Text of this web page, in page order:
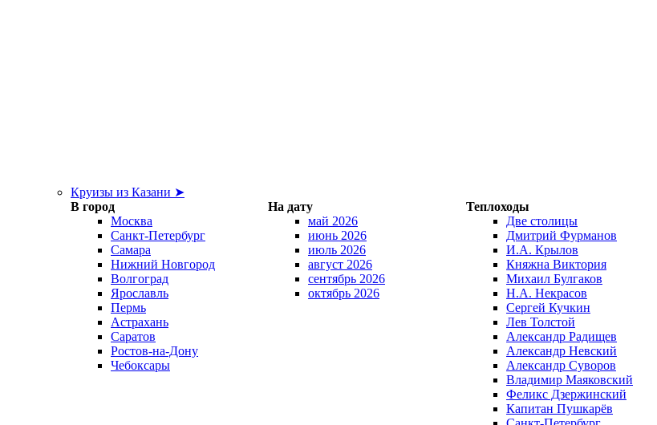
Круизы из Казани ➤
В город
На дату
Теплоходы
Москва
Санкт-Петербург
Самара
Нижний Новгород
Волгоград
Ярославль
Пермь
Астрахань
Саратов
Ростов-на-Дону
Чебоксары
май 2026
июнь 2026
июль 2026
август 2026
сентябрь 2026
октябрь 2026
Две столицы
Дмитрий Фурманов
И.А. Крылов
Княжна Виктория
Михаил Булгаков
Н.А. Некрасов
Сергей Кучкин
Лев Толстой
Александр Радищев
Александр Невский
Александр Суворов
Владимир Маяковский
Феликс Дзержинский
Капитан Пушкарёв